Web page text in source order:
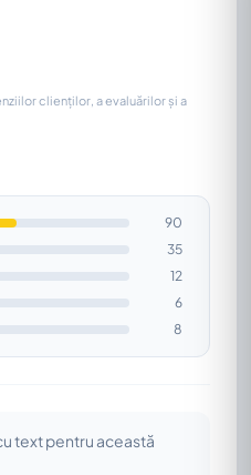
clienților, a evaluărilor și a
90
35
12
6
8
text pentru această